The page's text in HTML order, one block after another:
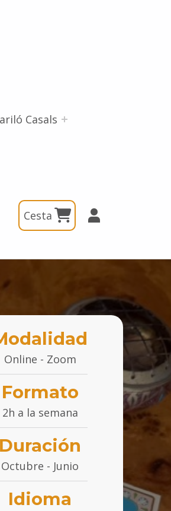
Casals
Cesta
Online - Zoom
Formato
2h a la semana
Duración
Octubre - Junio
Idioma